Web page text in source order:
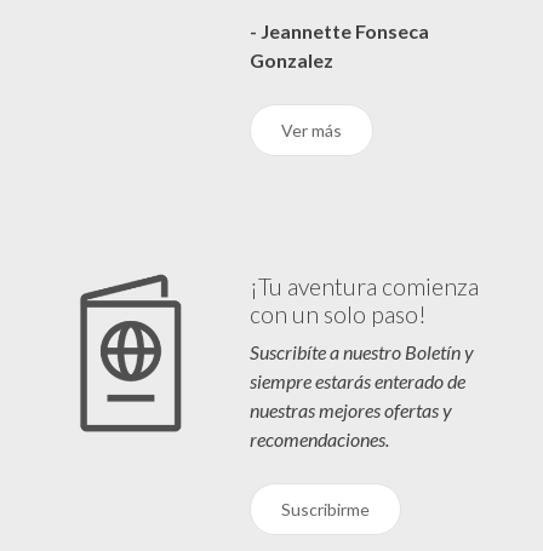
- Jeannette Fonseca
Gonzalez
Ver más
¡Tu aventura comienza
con un solo paso!
Suscribíte a nuestro Boletín y
siempre estarás enterado de
nuestras mejores ofertas y
recomendaciones.
Suscribirme